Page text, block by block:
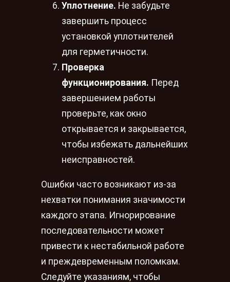
Уплотнение. Не забудьте
завершить процесс
установкой уплотнителей
для герметичности.
Проверка
функционирования. Перед
завершением работы
проверьте, как окно
открывается и закрывается,
чтобы избежать дальнейших
неисправностей.
Ошибки часто возникают из-за
нехватки понимания значимости
каждого этапа. Игнорирование
последовательности может
привести к нестабильной работе
и преждевременным поломкам.
Следуйте указаниям, чтобы